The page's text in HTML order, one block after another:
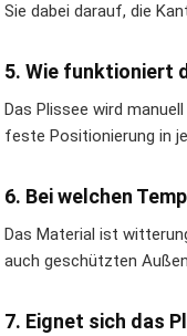
Sie dabei darauf, die
5. Wie funktioniert
Das Plissee wird
feste Positionierung in
6. Bei welchen
Das Material ist
auch geschützten
7. Eignet sich das